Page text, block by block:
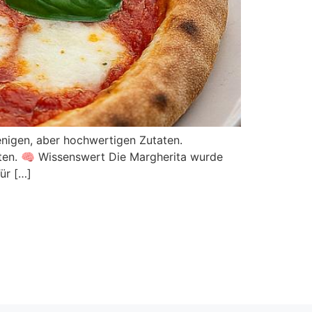
aber hochwertigen Zutaten.
🧠 Wissenswert Die Margherita wurde
[…]